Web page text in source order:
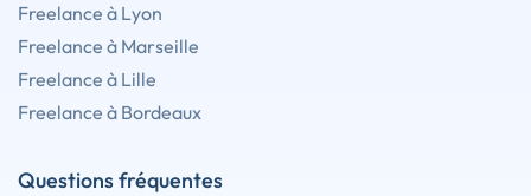
Freelance à Lyon
Freelance à Marseille
Freelance à Lille
Freelance à Bordeaux
Questions fréquentes